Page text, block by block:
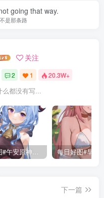
going that way.
是那条路
关注
2 1 20.3W+
么都没有写...
每日好图#午安原神【221014】
下一篇